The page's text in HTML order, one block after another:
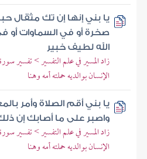
يا بني إنها إن تك
صخرة أو في السماوات أو
الله لطيف خبير
زاد المسير في علم التفسير > تفسير
الإنسان بوالديه حملته أمه وهنا
يا بني أقم الصلاة وأمر
واصبر على ما أصابك إن
زاد المسير في علم التفسير > تفسير
الإنسان بوالديه حملته أمه وهنا